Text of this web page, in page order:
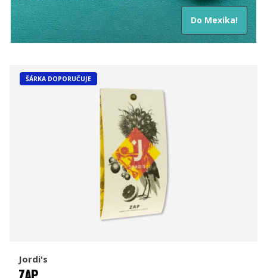
Do Mexika!
ŠÁRKA DOPORUČUJE
Jordi's